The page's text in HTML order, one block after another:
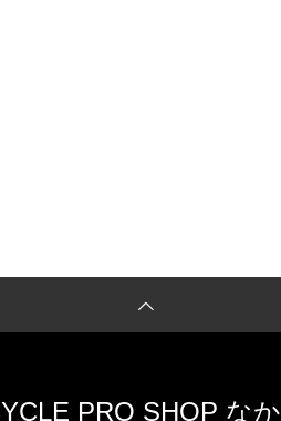
PRO SHOP な